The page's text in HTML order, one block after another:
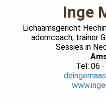
Inge
Lichaamsgericht
ademcoach, trainer
Sessies in
Tel: 06